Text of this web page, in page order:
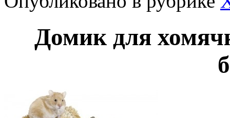
Домик для